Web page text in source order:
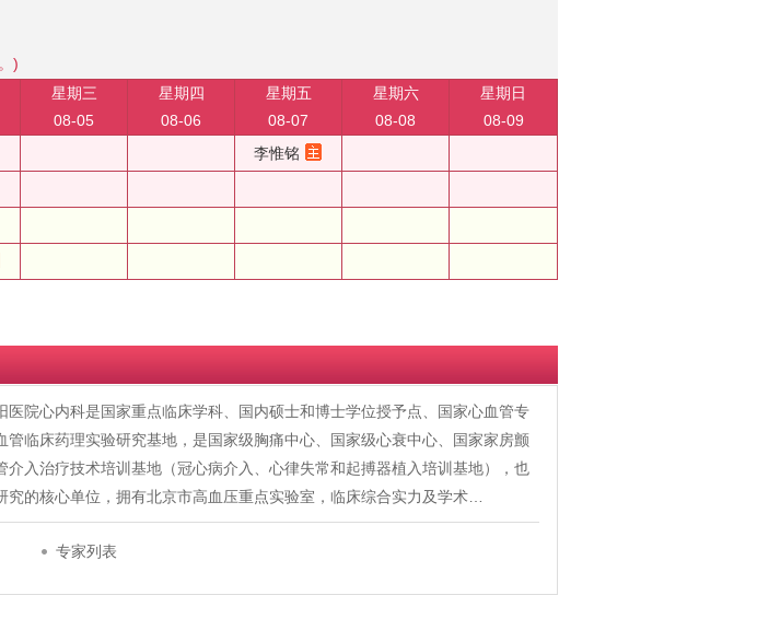
)
星期三
08-05
星期四
08-06
星期五
08-07
星期六
08-08
星期日
08-09
李惟铭
医院心内科是国家重点临床学科、国内硕士和博士学位授予点、国家心血管专
管临床药理实验研究基地，是国家级胸痛中心、国家级心衰中心、国家家房颤
介入治疗技术培训基地（冠心病介入、心律失常和起搏器植入培训基地），也
究的核心单位，拥有北京市高血压重点实验室，临床综合实力及学术…
专家列表